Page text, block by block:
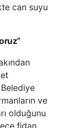
can suyu
ve
olduğunu
fidan